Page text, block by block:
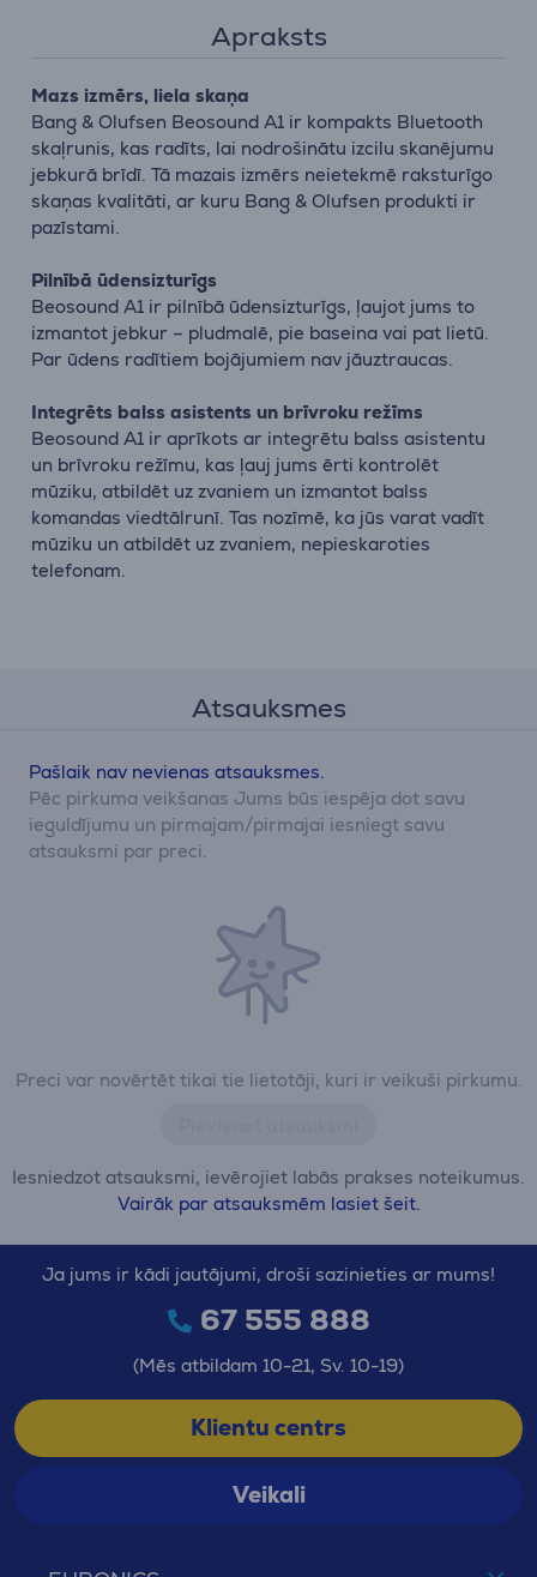
Apraksts
Mazs izmērs, liela skaņa
Bang & Olufsen Beosound A1 ir kompakts Bluetooth
skaļrunis, kas radīts, lai nodrošinātu izcilu skanējumu
jebkurā brīdī. Tā mazais izmērs neietekmē raksturīgo
skaņas kvalitāti, ar kuru Bang & Olufsen produkti ir
pazīstami.
Pilnībā ūdensizturīgs
Beosound A1 ir pilnībā ūdensizturīgs, ļaujot jums to
izmantot jebkur – pludmalē, pie baseina vai pat lietū.
Par ūdens radītiem bojājumiem nav jāuztraucas.
Integrēts balss asistents un brīvroku režīms
Beosound A1 ir aprīkots ar integrētu balss asistentu
un brīvroku režīmu, kas ļauj jums ērti kontrolēt
mūziku, atbildēt uz zvaniem un izmantot balss
komandas viedtālrunī. Tas nozīmē, ka jūs varat vadīt
mūziku un atbildēt uz zvaniem, nepieskaroties
telefonam.
Atsauksmes
Preci var novērtēt tikai tie lietotāji, kuri ir veikuši pirkumu.
Iesniedzot atsauksmi, ievērojiet labās prakses noteikumus.
Vairāk par atsauksmēm lasiet šeit.
Pašlaik nav nevienas atsauksmes.
Pēc pirkuma veikšanas Jums būs iespēja dot savu
ieguldījumu un pirmajam/pirmajai iesniegt savu
atsauksmi par preci.
Ja jums ir kādi jautājumi, droši sazinieties ar mums!
67 555 888
(Mēs atbildam 10-21, Sv. 10-19)
Klientu centrs
Veikali